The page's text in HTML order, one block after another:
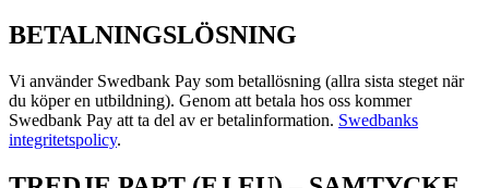
BETALNINGSLÖSNING
Vi använder Swedbank Pay som betallösning (allra sista steget när
du köper en utbildning). Genom att betala hos oss kommer
Swedbank Pay att ta del av er betalinformation. Swedbanks
integritetspolicy.